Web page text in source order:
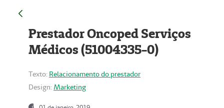
Prestador Oncoped Serviços
Médicos (51004335-0)
Texto: Relacionamento do prestador
Design: Marketing